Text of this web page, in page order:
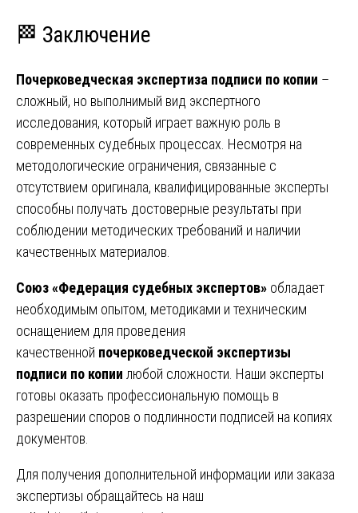
🏁 Заключение
Почерковедческая экспертиза подписи по копии –
сложный, но выполнимый вид экспертного
исследования, который играет важную роль в
современных судебных процессах. Несмотря на
методологические ограничения, связанные с
отсутствием оригинала, квалифицированные эксперты
способны получать достоверные результаты при
соблюдении методических требований и наличии
качественных материалов.
Союз «Федерация судебных экспертов» обладает
необходимым опытом, методиками и техническим
оснащением для проведения
качественной почерковедческой экспертизы
подписи по копии любой сложности. Наши эксперты
готовы оказать профессиональную помощь в
разрешении споров о подлинности подписей на копиях
документов.
Для получения дополнительной информации или заказа
экспертизы обращайтесь на наш